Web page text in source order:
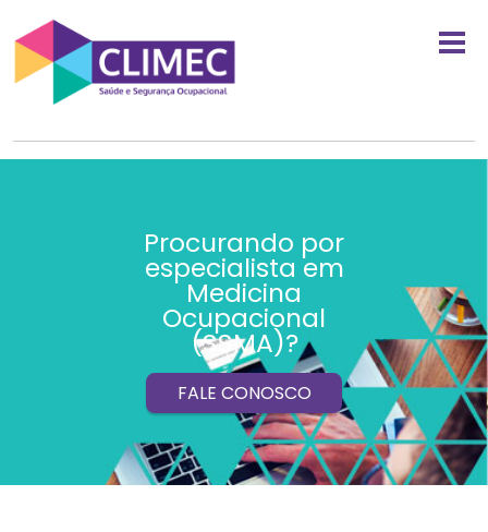
Procurando por
especialista em
Medicina
Ocupacional
(SSMA)?
FALE CONOSCO